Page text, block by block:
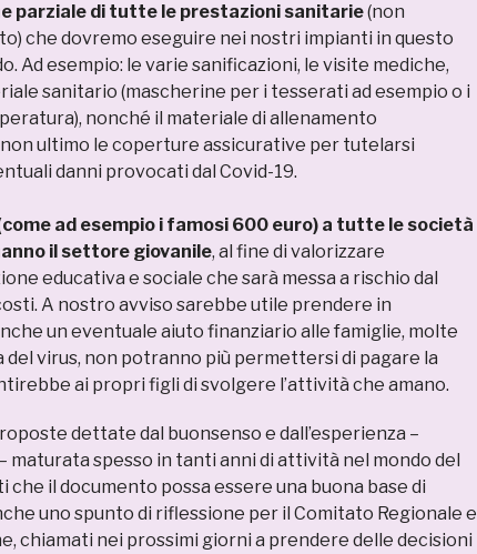
parziale di tutte le prestazioni sanitarie(non
che dovremo eseguire nei nostri impianti in questo
Ad esempio: le varie sanificazioni, le visite mediche,
sanitario (mascherine per i tesserati ad esempio o i
nonché il materiale di allenamento
ultimo le coperture assicurative per tutelarsi
danni provocati dal Covid-19.
ad esempio i famosi 600 euro) a tutte le società
il settore giovanile, al fine di valorizzare
educativa e sociale che sarà messa a rischio dal
A nostro avviso sarebbe utile prendere in
un eventuale aiuto finanziario alle famiglie, molte
del virus, non potranno più permettersi di pagare la
ai propri figli di svolgere l’attività che amano.
dettate dal buonsenso e dall’esperienza –
maturata spesso in tanti anni di attività nel mondo del
che il documento possa essere una buona base di
uno spunto di riflessione per il Comitato Regionale e
chiamati nei prossimi giorni a prendere delle decisioni